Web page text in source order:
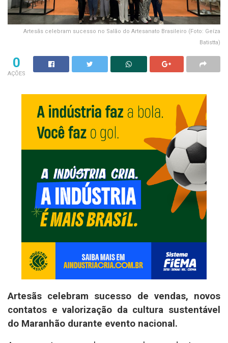
Artesãs celebram sucesso no Salão do Artesanato Brasileiro (Foto: Geíza
Batistta)
0
AÇÕES
Artesãs celebram sucesso de vendas, novos
contatos e valorização da cultura sustentável
do Maranhão durante evento nacional.